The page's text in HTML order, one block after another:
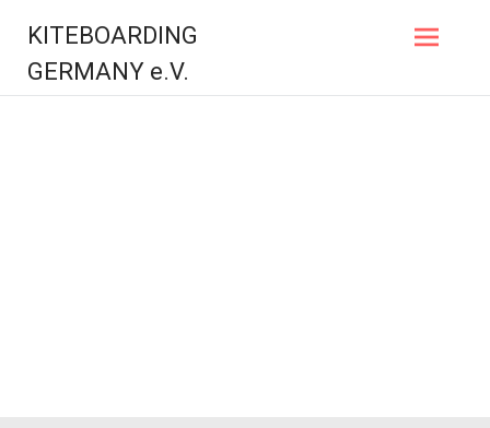
Inhalt
springen
KITEBOARDING
GERMANY e.V.